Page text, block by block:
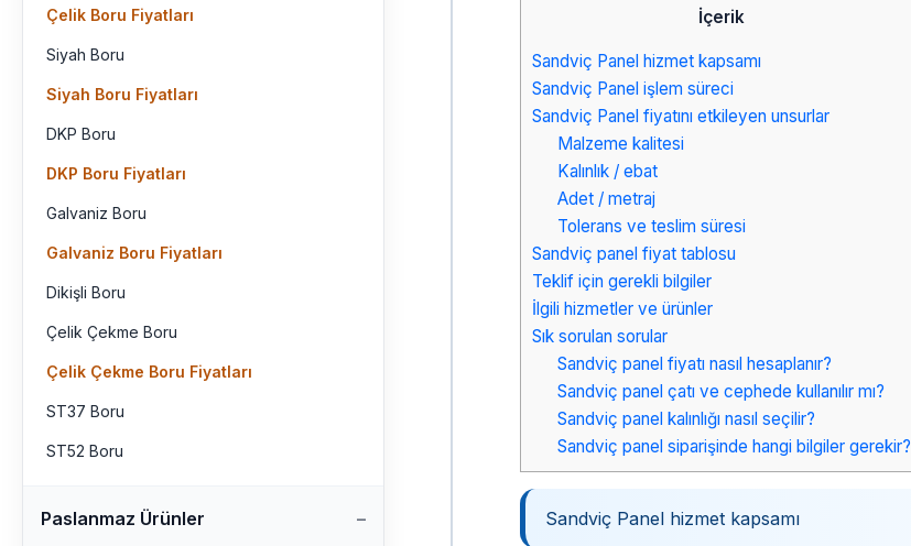
Çelik Boru Fiyatları
Siyah Boru
Siyah Boru Fiyatları
DKP Boru
DKP Boru Fiyatları
Galvaniz Boru
Galvaniz Boru Fiyatları
Dikişli Boru
Çelik Çekme Boru
Çelik Çekme Boru Fiyatları
ST37 Boru
ST52 Boru
Paslanmaz Ürünler
İçerik
Sandviç Panel hizmet kapsamı
Sandviç Panel işlem süreci
Sandviç Panel fiyatını etkileyen unsurlar
Malzeme kalitesi
Kalınlık / ebat
Adet / metraj
Tolerans ve teslim süresi
Sandviç panel fiyat tablosu
Teklif için gerekli bilgiler
İlgili hizmetler ve ürünler
Sık sorulan sorular
Sandviç panel fiyatı nasıl hesaplanır?
Sandviç panel çatı ve cephede kullanılır mı?
Sandviç panel kalınlığı nasıl seçilir?
Sandviç panel siparişinde hangi bilgiler gerekir?
Sandviç Panel hizmet kapsamı